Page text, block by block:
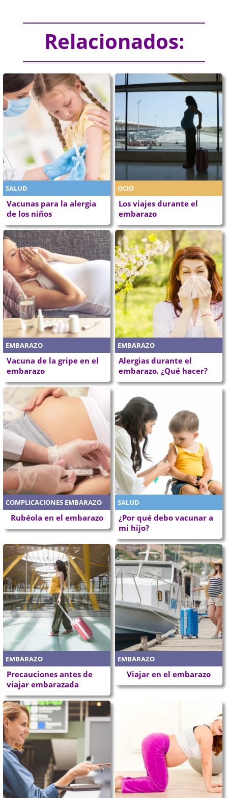
Relacionados:
SALUD
Vacunas para la alergia
de los niños
OCIO
Los viajes durante el
embarazo
EMBARAZO
Vacuna de la gripe en el
embarazo
EMBARAZO
Alergias durante el
embarazo. ¿Qué hacer?
COMPLICACIONES EMBARAZO
Rubéola en el embarazo
SALUD
¿Por qué debo vacunar a
mi hijo?
EMBARAZO
Precauciones antes de
viajar embarazada
EMBARAZO
Viajar en el embarazo